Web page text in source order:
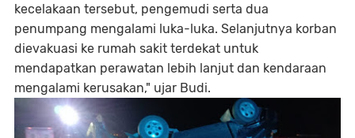
kecelakaan tersebut, pengemudi serta dua
penumpang mengalami luka-luka. Selanjutnya korban
dievakuasi ke rumah sakit terdekat untuk
mendapatkan perawatan lebih lanjut dan kendaraan
mengalami kerusakan," ujar Budi.